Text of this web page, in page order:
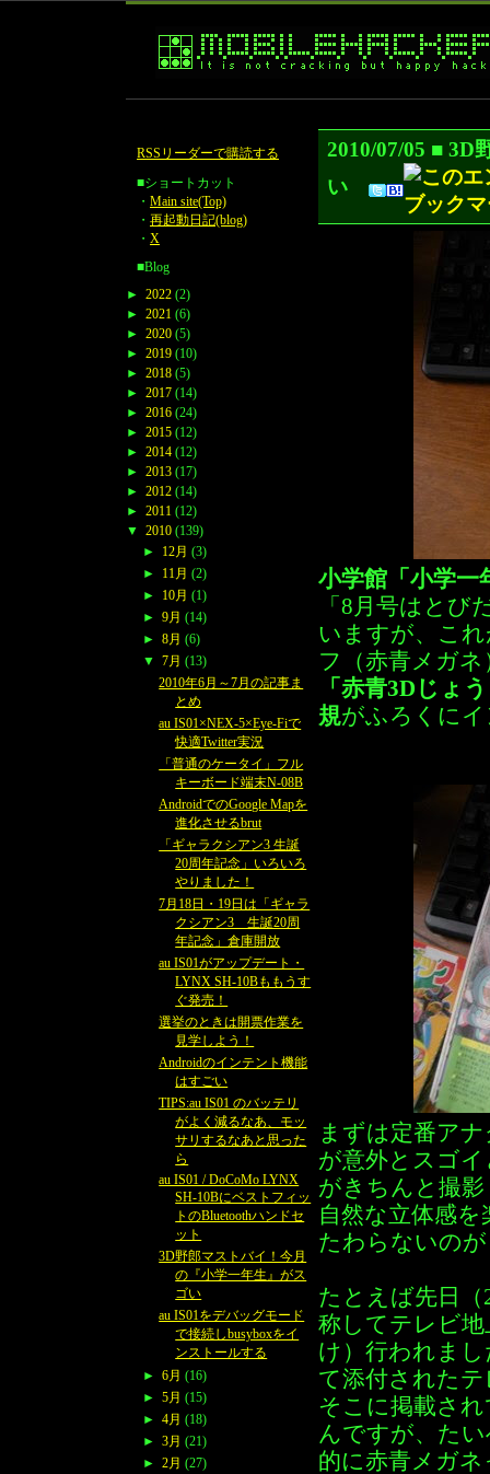
2010/07/05 ■ 3D
い
小学館「小学一
「8月号はとび
いますが、こ
フ（赤青メガ
「赤青3Dじょ
規がふろくに
まずは定番ア
が意外とスゴ
がきちんと撮
自然な立体感
たわらないの
たとえば先日
称してテレビ
け）行われま
て添付された
そこに掲載さ
んですが、た
的に赤青メガ
RSSリーダーで購読する
■ショートカット
・ Main site(Top)
・ 再起動日記(blog)
・ X
■Blog
► 2022 (2)
► 2021 (6)
► 2020 (5)
► 2019 (10)
► 2018 (5)
► 2017 (14)
► 2016 (24)
► 2015 (12)
► 2014 (12)
► 2013 (17)
► 2012 (14)
► 2011 (12)
▼ 2010 (139)
►
12月 (3)
►
11月 (2)
►
10月 (1)
► 9月 (14)
► 8月 (6)
▼ 7月 (13)
2010年6月～7月の記事ま
とめ
au IS01×NEX-5×Eye-Fiで
快適Twitter実況
「普通のケータイ」フル
キーボード端末N-08B
AndroidでのGoogle Mapを
進化させるbrut
「ギャラクシアン3 生誕
20周年記念」いろいろ
やりました！
7月18日・19日は「ギャラ
クシアン3 生誕20周
年記念」倉庫開放
au IS01がアップデート・
LYNX SH-10Bももうす
ぐ発売！
選挙のときは開票作業を
見学しよう！
Androidのインテント機能
はすごい
TIPS:au IS01 のバッテリ
がよく減るなあ、モッ
サリするなあと思った
ら
au IS01 / DoCoMo LYNX
SH-10Bにベストフィッ
トのBluetoothハンドセ
ット
3D野郎マストバイ！今月
の『小学一年生』がス
ゴい
au IS01をデバッグモード
で接続しbusyboxをイ
ンストールする
► 6月 (16)
► 5月 (15)
► 4月 (18)
► 3月 (21)
► 2月 (27)